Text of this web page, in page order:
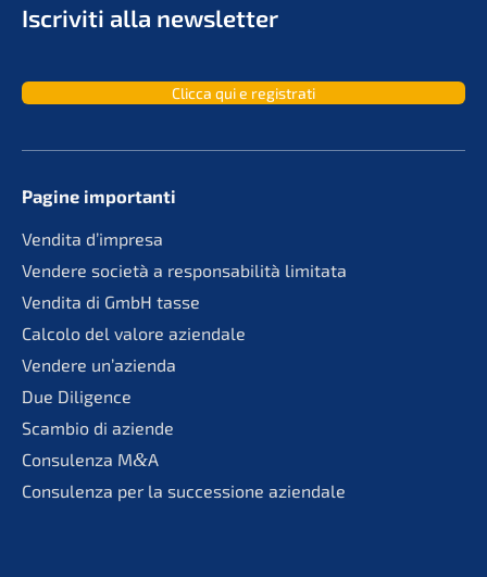
Iscri­vi­ti alla newsletter
Clicca qui e registrati
Pagine importan­ti
Vendita d’impre­sa
Vende­re socie­tà a responsa­bi­li­tà limitata
Vendita di GmbH tasse
Calco­lo del valore aziendale
Vende­re un’azienda
Due Diligence
Scambio di aziende
Consu­len­za M&A
Consu­len­za per la succes­sio­ne aziendale